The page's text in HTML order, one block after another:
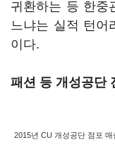
귀환하는 등 한중
느냐는 실적 턴어
이다.
패션 등 개성공단
2015년 CU 개성공단 점포